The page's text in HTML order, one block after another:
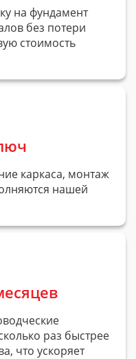
на фундамент
без потери
стоимость
каркаса, монтаж
нашей
раз быстрее
что ускоряет